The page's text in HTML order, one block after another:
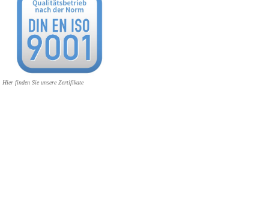
Hier finden Sie unsere Zertifikate